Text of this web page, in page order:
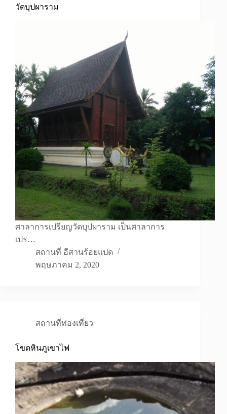
วัดบุปผาราม
ศาลาการเปรียญวัดบุปผาราม เป็นศาลาการ
เปร…
สถานที่ อีสานร้อยแปด
พฤษภาคม 2, 2020
สถานที่ท่องเที่ยว
โขดหินภูเขาไฟ